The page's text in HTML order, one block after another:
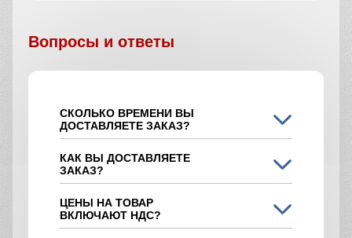
Вопросы и ответы
СКОЛЬКО ВРЕМЕНИ ВЫ
ДОСТАВЛЯЕТЕ ЗАКАЗ?
КАК ВЫ ДОСТАВЛЯЕТЕ
ЗАКАЗ?
ЦЕНЫ НА ТОВАР
ВКЛЮЧАЮТ НДС?